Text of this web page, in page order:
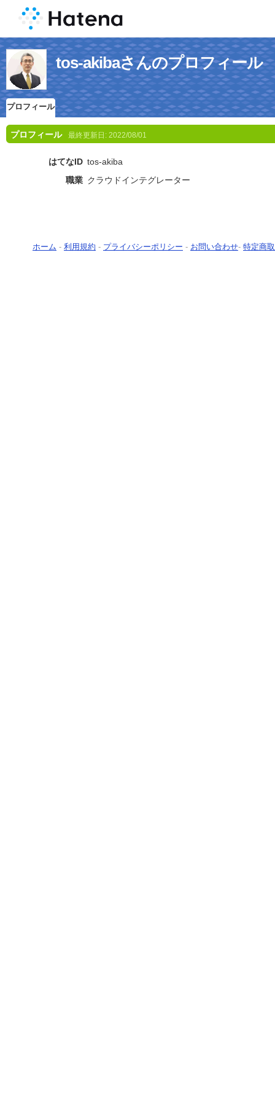
tos-akibaさんのプロフィール
プロフィール
プロフィール 最終更新日: 2022/08/01
はてなID tos-akiba
職業 クラウドインテグレーター
ホーム - 利用規約 - プライバシーポリシー - お問い合わせ- 特定商